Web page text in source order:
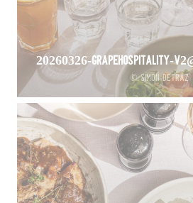
20260326-GrapeHospitality-
© Simon Detraz